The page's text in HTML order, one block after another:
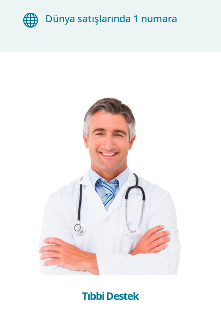
 Dünya satışlarında 1 numara
Tıbbi Destek